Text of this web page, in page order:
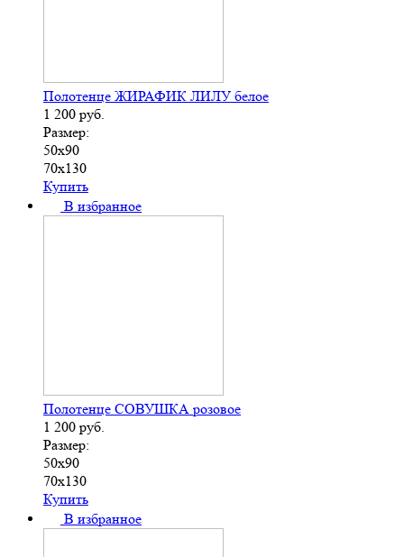
Полотенце ЖИРАФИК ЛИЛУ белое
1 200 руб.
Размер:
50х90
70х130
Купить
В избранное
Полотенце СОВУШКА розовое
1 200 руб.
Размер:
50х90
70х130
Купить
В избранное